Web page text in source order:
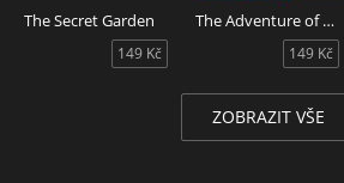
The Secret Garden
149 Kč
The Adventure of Tom Sawyer
149 Kč
ZOBRAZIT VŠE